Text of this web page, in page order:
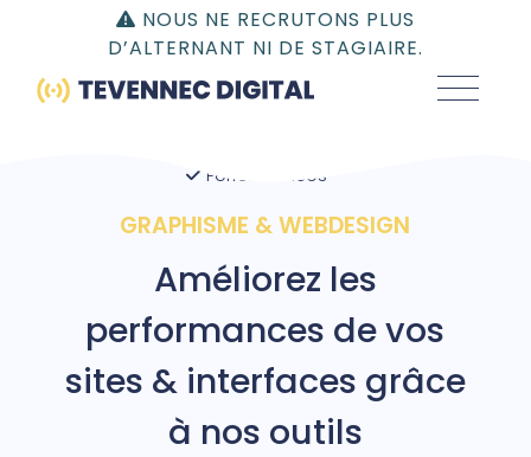
NOUS NE RECRUTONS PLUS
D’ALTERNANT NI DE STAGIAIRE.
Performances
GRAPHISME & WEBDESIGN
Améliorez les
performances de vos
sites & interfaces grâce
à nos outils
Gestion du consentement | TEVENNEC DIGITAL